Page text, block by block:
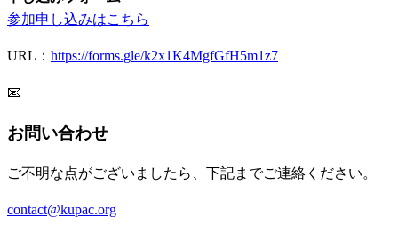
参加申し込みはこちら
URL： https://forms.gle/k2x1K4MgfGfH5m1z7
📧
お問い合わせ
ご不明な点がございましたら、下記までご連絡ください。
contact@kupac.org